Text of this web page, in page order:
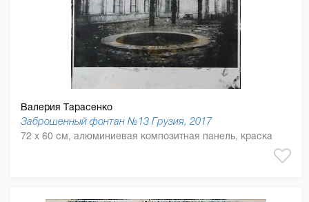
Валерия Тарасенко
Заброшенный фонтан №13 Грузия, 2017
72 x 60 см, алюминиевая композитная панель, краска